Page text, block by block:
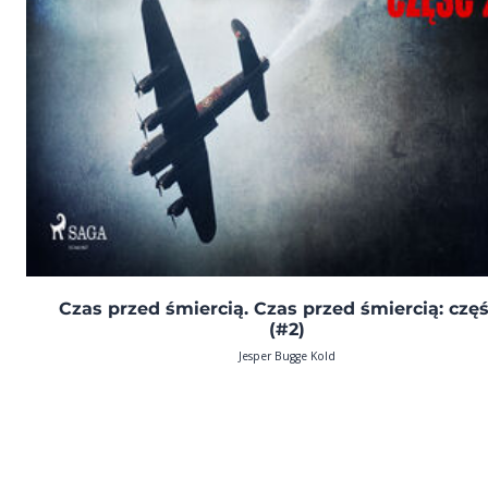
Czas przed śmiercią. Czas przed śmiercią:
(#2)
Jesper Bugge Kold